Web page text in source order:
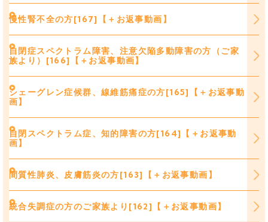
慢性腎不全の方[167]【＋お返事動画】
自閉症スペクトラム障害、注意欠陥多動障害の方（ご家
族より）[166]【＋お返事動画】
シェーグレン症候群、線維筋痛症の方[165]【＋お返事動
画】
自閉スペクトラム症、知的障害の方[164]【＋お返事動
画】
間質性肺炎、皮膚筋炎の方[163]【＋お返事動画】
統合失調症の方のご家族より[162]【＋お返事動画】